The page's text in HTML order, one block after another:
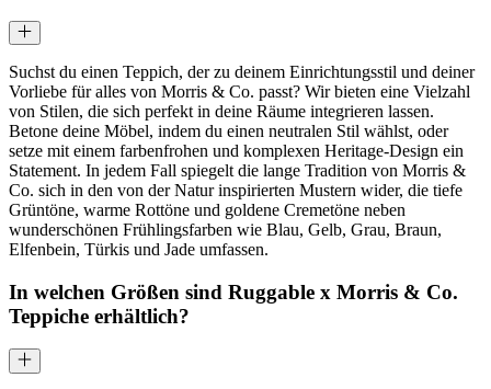
Suchst du einen Teppich, der zu deinem Einrichtungsstil und deiner
Vorliebe für alles von Morris & Co. passt? Wir bieten eine Vielzahl
von Stilen, die sich perfekt in deine Räume integrieren lassen.
Betone deine Möbel, indem du einen neutralen Stil wählst, oder
setze mit einem farbenfrohen und komplexen Heritage-Design ein
Statement. In jedem Fall spiegelt die lange Tradition von Morris &
Co. sich in den von der Natur inspirierten Mustern wider, die tiefe
Grüntöne, warme Rottöne und goldene Cremetöne neben
wunderschönen Frühlingsfarben wie Blau, Gelb, Grau, Braun,
Elfenbein, Türkis und Jade umfassen.
In welchen Größen sind Ruggable x Morris & Co.
Teppiche erhältlich?